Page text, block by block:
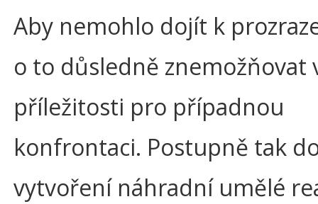
Aby nemohlo dojít k
o to důsledně znemožňovat
příležitosti pro případnou
konfrontaci. Postupně tak
vytvoření náhradní umělé